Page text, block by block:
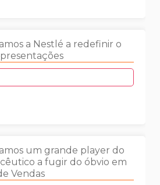
a Nestlé a redefinir o
um grande player do
a fugir do óbvio em
Vendas